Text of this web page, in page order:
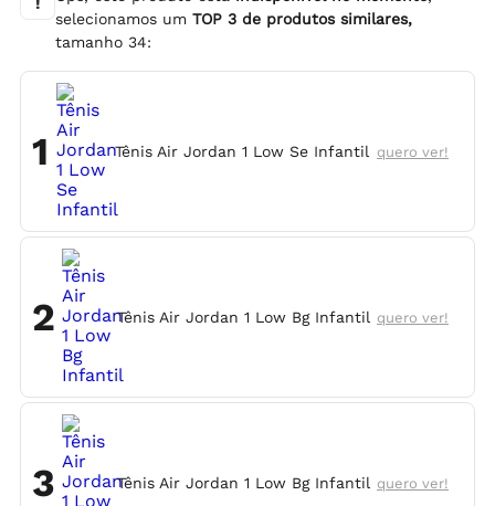
selecionamos umTOP3 de produtos similares,
tamanho34:
1 Tênis Air Jordan 1 Low Se Infantil quero ver!
2 Tênis Air Jordan 1 Low Bg Infantil quero ver!
3 Tênis Air Jordan 1 Low Bg Infantil quero ver!